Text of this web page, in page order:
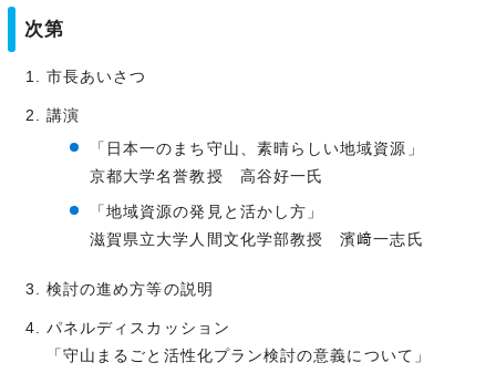
次第
市長あいさつ
講演
「日本一のまち守山、素晴らしい地域資源」
京都大学名誉教授 高谷好一氏
「地域資源の発見と活かし方」
滋賀県立大学人間文化学部教授 濱﨑一志氏
検討の進め方等の説明
パネルディスカッション
「守山まるごと活性化プラン検討の意義について」